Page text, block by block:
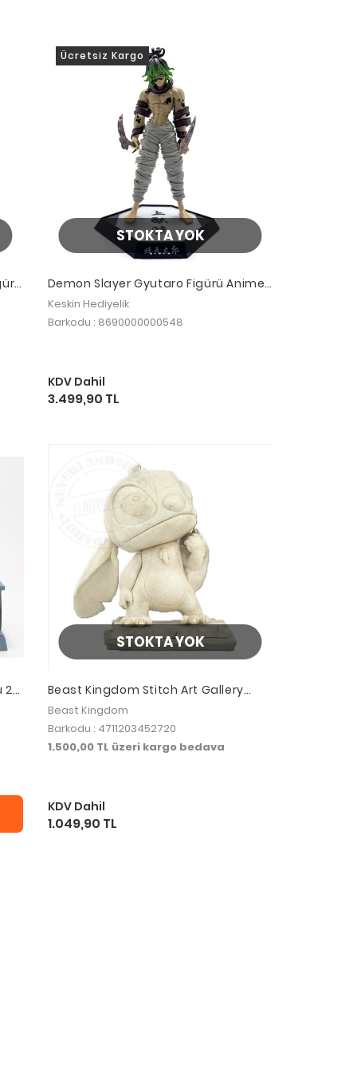
STOKTA YOK
Ücretsiz Kargo
Demon Slayer Gyutaro Figürü Anime
30 Cm Alk5308
Keskin Hediyelik
Barkodu : 8690000000548
KDV Dahil
3.499,90 TL
28
STOKTA YOK
Beast Kingdom Stitch Art Gallery
Series Stitch Stone Statue
Beast Kingdom
Barkodu : 4711203452720
1.500,00 TL üzeri kargo bedava
KDV Dahil
1.049,90 TL